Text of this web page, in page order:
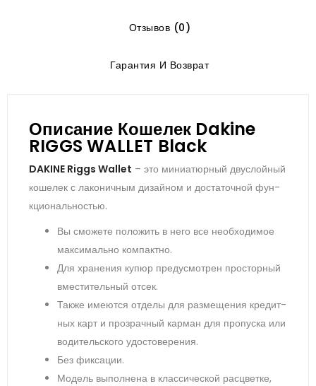
Отзывов (0)
Гарантия И Возврат
Описание Кошелек Dakine
RIGGS WALLET Black
DAKINE Riggs Wallet – это ми­ни­атюр­ный двус­лой­ный
ко­шелек с ла­конич­ным ди­зай­ном и дос­та­точ­ной фун­
кци­ональ­ностью.
Вы смо­жете по­ложить в не­го все не­об­хо­димое
мак­си­маль­но ком­пак­тно.
Для хра­нения ку­пюр пре­дус­мотрен прос­торный
вмес­ти­тель­ный от­сек.
Так­же име­ют­ся от­де­лы для раз­ме­щения кре­дит­
ных карт и проз­рачный кар­ман для про­пус­ка или
во­дитель­ско­го удос­то­вере­ния.
Без фик­са­ции.
Мо­дель вы­пол­не­на в клас­си­чес­кой рас­цвет­ке,